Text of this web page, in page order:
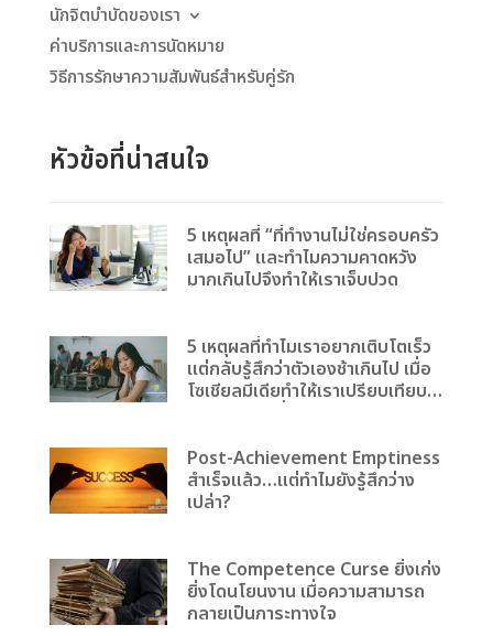
นักจิตบำบัดของเรา
ค่าบริการและการนัดหมาย
วิธีการรักษาความสัมพันธ์สำหรับคู่รัก
หัวข้อที่น่าสนใจ
5 เหตุผลที่ “ที่ทำงานไม่ใช่ครอบครัว
เสมอไป” และทำไมความคาดหวัง
มากเกินไปจึงทำให้เราเจ็บปวด
5 เหตุผลที่ทำไมเราอยากเติบโตเร็ว
แต่กลับรู้สึกว่าตัวเองช้าเกินไป เมื่อ
โซเชียลมีเดียทำให้เราเปรียบเทียบ
Post-Achievement Emptiness
สำเร็จแล้ว…แต่ทำไมยังรู้สึกว่าง
เปล่า?
The Competence Curse ยิ่งเก่ง
ยิ่งโดนโยนงาน เมื่อความสามารถ
กลายเป็นภาระทางใจ